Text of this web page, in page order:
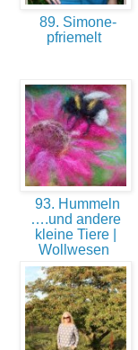
89. Simone-
pfriemelt
93. Hummeln
….und andere
kleine Tiere |
Wollwesen